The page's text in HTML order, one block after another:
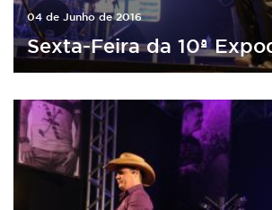
04 de Junho de 2016
Sexta-Feira da 10ª